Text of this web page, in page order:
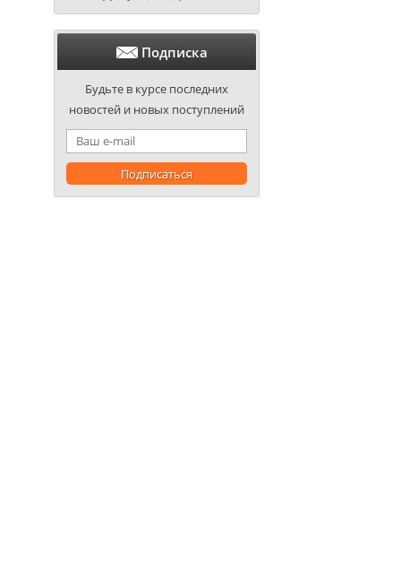
Подписка
Будьте в курсе последних
новостей и новых поступлений